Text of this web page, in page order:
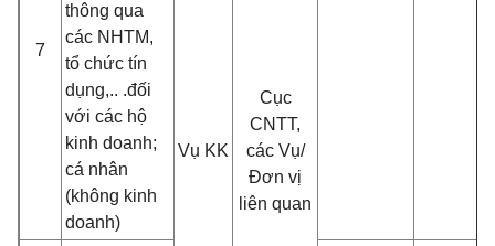
7
thông qua
các NHTM,
tổ chức tín
dụng,.. .đối
với các hộ
kinh doanh;
cá nhân
(không kinh
doanh)
Vụ KK
Cục
CNTT,
các Vụ/
Đơn vị
liên quan